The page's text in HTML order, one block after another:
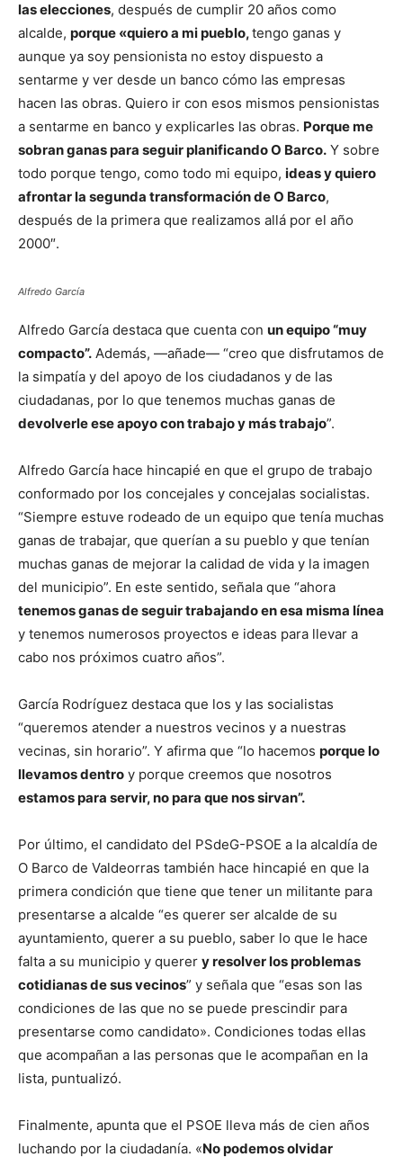
las elecciones, después de cumplir 20 años como
alcalde, porque «quiero a mi pueblo,tengo ganas y
aunque ya soy pensionista no estoy dispuesto a
sentarme y ver desde un banco cómo las empresas
hacen las obras. Quiero ir con esos mismos pensionistas
a sentarme en banco y explicarles las obras. Porque me
sobran ganas para seguir planificando O Barco. Y sobre
todo porque tengo, como todo mi equipo, ideas y quiero
afrontar la segunda transformación de O Barco,
después de la primera que realizamos allá por el año
2000″.
Alfredo García
Alfredo García destaca que cuenta con un equipo “muy
compacto”. Además, —añade— “creo que disfrutamos de
la simpatía y del apoyo de los ciudadanos y de las
ciudadanas, por lo que tenemos muchas ganas de
devolverle ese apoyo con trabajo y más trabajo”.
Alfredo García hace hincapié en que el grupo de trabajo
conformado por los concejales y concejalas socialistas.
“Siempre estuve rodeado de un equipo que tenía muchas
ganas de trabajar, que querían a su pueblo y que tenían
muchas ganas de mejorar la calidad de vida y la imagen
del municipio”. En este sentido, señala que “ahora
tenemos ganas de seguir trabajando en esa misma línea
y tenemos numerosos proyectos e ideas para llevar a
cabo nos próximos cuatro años”.
García Rodríguez destaca que los y las socialistas
“queremos atender a nuestros vecinos y a nuestras
vecinas, sin horario”. Y afirma que “lo hacemos porque lo
llevamos dentro y porque creemos que nosotros
estamos para servir, no para que nos sirvan”.
Por último, el candidato del PSdeG-PSOE a la alcaldía de
O Barco de Valdeorras también hace hincapié en que la
primera condición que tiene que tener un militante para
presentarse a alcalde “es querer ser alcalde de su
ayuntamiento, querer a su pueblo, saber lo que le hace
falta a su municipio y querer y resolver los problemas
cotidianas de sus vecinos” y señala que “esas son las
condiciones de las que no se puede prescindir para
presentarse como candidato». Condiciones todas ellas
que acompañan a las personas que le acompañan en la
lista, puntualizó.
Finalmente, apunta que el PSOE lleva más de cien años
luchando por la ciudadanía. «No podemos olvidar